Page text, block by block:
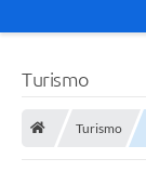
Turismo
Turismo